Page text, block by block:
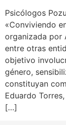
Psicólogos
«Conviviendo
organizada por
entre otras
objetivo
género,
constituyan
Eduardo
[…]